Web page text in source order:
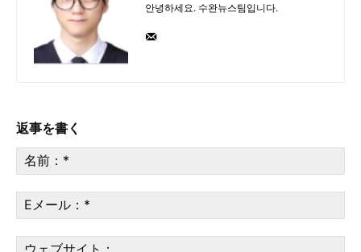
안녕하세요. 수완뉴스팀입니다.
返事を書く
前
*
メ
ー